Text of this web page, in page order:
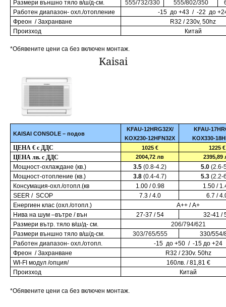
Размери външно тяло в/ш/д-см.
555/732/330 555/802/350
Работен диапазон- охл./отопление -15 до +43 / -22 до +
Фреон /Захранване R32 /230v, 50hz
Произход
Китай
*Обявените цени са без включен монтаж.
Kaisai
KAISAI CONSOLE – подов
KFAU-12HRG32X/
KOX230-12HFN32X
KFAU-
KOX330-
ЦЕНА €с ДДС 1025 € 1225 €
ЦЕНА лв. с ДДС 2004,72 лв 2395,89
Мощност-охлаждане (кв.) 3.5 (0.8-4.2) 5.0(2.6-
Мощност-отопление (кв.)
3.8 (0.4-4.7) 5.3 (2.2-
Консумация-охл./отопл.(кв
1.00 / 0.98
1.50 /
SEER / SCOP 7.3 / 4.0
6.7 /
Енергиен клас (охл./отопл.)
А++ / А+
Нива на шум –вътре / вън
27-37 / 54
32-41 /
Размери вътр. тяло в/ш/д- см.
206/794/621
Размери външно тяло в/ш/д-см.
303/765/555
330/554/
Работен диапазон- охл./отопл. -15 до +50 / -15 до +24
Фреон /Захранване R32 /230v. 50hz
WI-FI модул /опция/
160лв. / 81,81 €
Произход
Китай
*Обявените цени са без включен монтаж.